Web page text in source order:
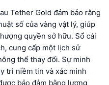
Tether Gold đảm bảo rằng
số của vàng vật lý, giúp
quyền sở hữu. Sổ cái
cung cấp một lịch sử
thể thay đổi. Sự minh
trì niềm tin và xác minh
bảo đảm bằng lượng